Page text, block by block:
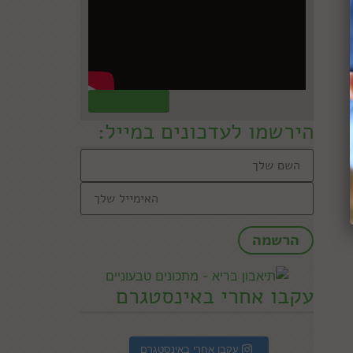
הירשמו לעדכונים במייל:
עקבו אחרי באינסטגרם
עקבו אחרי באינסטגרם